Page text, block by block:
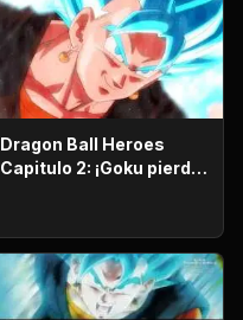
Dragon Ball Heroes
Capitulo 2: ¡Goku pierde